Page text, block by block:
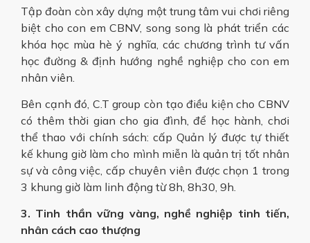
Tập đoàn còn xây dựng một trung tâm vui chơi riêng
biệt cho con em CBNV, song song là phát triển các
khóa học mùa hè ý nghĩa, các chương trình tư vấn
học đường & định hướng nghề nghiệp cho con em
nhân viên.
Bên cạnh đó, C.T group còn tạo điều kiện cho CBNV
có thêm thời gian cho gia đình, để học hành, chơi
thể thao với chính sách: cấp Quản lý được tự thiết
kế khung giờ làm cho mình miễn là quản trị tốt nhân
sự và công việc, cấp chuyên viên được chọn 1 trong
3 khung giờ làm linh động từ 8h, 8h30, 9h.
3. Tinh thần vững vàng, nghề nghiệp tinh tiến,
nhân cách cao thượng